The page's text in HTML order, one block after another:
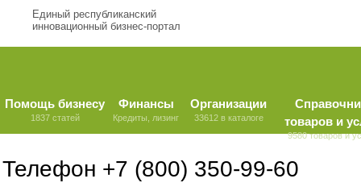
Единый республиканский
инновационный бизнес-портал
Помощь бизнесу
1837 статей
Финансы
Кредиты, лизинг
Организации
33612 в каталоге
товаров и
9580 товаров и
Телефон +7 (800) 350-99-60